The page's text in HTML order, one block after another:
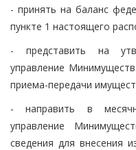
- принять на баланс
пункте 1 настоящего
- представить на
управление
приема-передачи
- направить в
управление
сведения для внесения